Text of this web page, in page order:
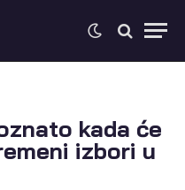
kada će
izbori u